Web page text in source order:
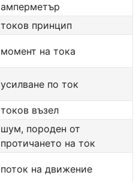
амперметър
токов принцип
момент на тока
усилване по ток
токов възел
шум, породен от
протичането на ток
поток на движение